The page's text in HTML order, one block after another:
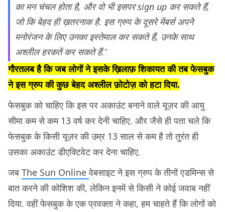
का मन चंचल होता है, और वो भी इसपर sign up कर सकते हैं,
जो कि बेहद ही ख़तरनाक है. इस ग्रुप के दूसरे मेंबर्स अपने
मनोरंजन के लिए उनका इस्तेमाल कर सकते हैं, उनके साथ
अश्लील हरकतें कर सकते हैं.’
गौरतलब है कि जब लोगों ने इसके ख़िलाफ़ शिकायत की तब फेसबुक
ने इस ग्रुप की कुछ बेहद अश्लील फ़ोटोज़ को हटा दिया.
फेसबुक को चाहिए कि इस पर अकाउंट बनाने वाले यूज़र की आयु
सीमा कम से कम 13 वर्ष कर देनी चाहिए. और जैसे ही पता चले कि
फेसबुक के किसी यूज़र की उम्र 13 साल से कम है तो तुरंत ही
उसका अकाउंट डीएक्टिवेट कर देना चाहिए.
जब The Sun Onlineवेबसाइट ने इस ग्रुप के तीनों एडमिन्स से
बात करने की कोशिश की, लेकिन इनमें से किसी ने कोई जवाब नहीं
दिया. वहीं फेसबुक के एक प्रवक्ता ने कहा, हम चाहते हैं कि लोगों को